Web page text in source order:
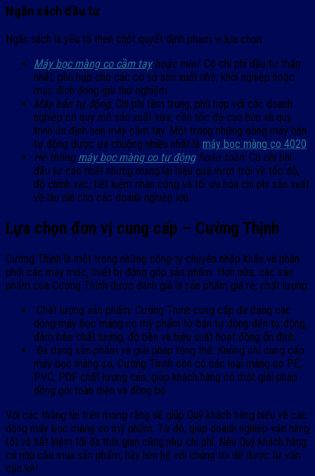
Ngân sách đầu tư
Ngân sách là yếu tố then chốt quyết định phạm vi lựa chọn:
Máy bọc màng co cầm tayhoặc mini: Có chi phí đầu tư thấp
nhất, phù hợp cho các cơ sở sản xuất nhỏ, khởi nghiệp hoặc
mục đích đóng gói thử nghiệm.
Máy bán tự động: Chi phí tầm trung, phù hợp với các doanh
nghiệp có quy mô sản xuất vừa, cần tốc độ cao hơn và quy
trình ổn định hơn máy cầm tay. Một trong những dòng máy bán
tự động được ưa chuộng nhiều nhất là máy bọc màng co 4020
Hệ thống máy bọc màng co tự độnghoàn toàn: Có chi phí
đầu tư cao nhất nhưng mang lại hiệu quả vượt trội về tốc độ,
độ chính xác, tiết kiệm nhân công và tối ưu hóa chi phí sản xuất
về lâu dài cho các doanh nghiệp lớn.
Lựa chọn đơn vị cung cấp – Cường Thịnh
Cường Thịnh là một trong những công ty chuyên nhập khẩu và phân
phối các máy móc, thiết bị đóng góp sản phẩm. Hơn nữa, các sản
phẩm của Cường Thịnh được đánh giá là sản phẩm giá rẻ, chất lượng.
Chất lượng sản phẩm: Cường Thịnh cung cấp đa dạng các
dòng máy bọc màng co mỹ phẩm từ bán tự động đến tự động,
đảm bảo chất lượng, độ bền và hiệu suất hoạt động ổn định.
Đa dạng sản phẩm và giải pháp tổng thể: Không chỉ cung cấp
máy bọc màng co, Cường Thịnh còn có các loại màng co PE,
PVC, POF chất lượng cao, giúp khách hàng có một giải pháp
đóng gói toàn diện và đồng bộ.
Với các thông tin trên mong rằng sẽ giúp Quý khách hàng hiểu về các
dòng máy bọc màng co mỹ phẩm. Từ đó, giúp doanh nghiệp vận hàng
tốt và tiết kiệm tối đa thời gian cũng như chi phí. Nếu Quý khách hàng
có nhu cầu mua sản phẩm, hãy liên hệ với chúng tôi để được tư vấn
cặn kẽ!